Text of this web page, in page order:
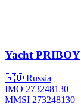
Yacht PRIBOY
🇷🇺 Russia
IMO 273248130
MMSI 273248130